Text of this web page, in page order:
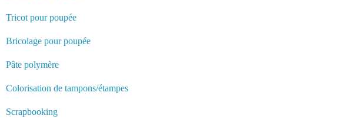
Tricot pour poupée
Bricolage pour poupée
Pâte polymère
Colorisation de tampons/étampes
Scrapbooking